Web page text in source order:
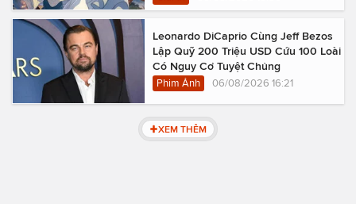
Leonardo DiCaprio Cùng Jeff Bezos
Lập Quỹ 200 Triệu USD Cứu 100 Loài
Có Nguy Cơ Tuyệt Chủng
Phim Ảnh 06/08/2026 16:21
XEM THÊM